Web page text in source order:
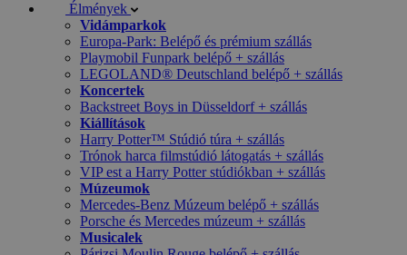
Élmények
Vidámparkok
Europa-Park: Belépő és prémium szállás
Playmobil Funpark belépő + szállás
LEGOLAND® Deutschland belépő + szállás
Koncertek
Backstreet Boys in Düsseldorf + szállás
Kiállítások
Harry Potter™ Stúdió túra + szállás
Trónok harca filmstúdió látogatás + szállás
VIP est a Harry Potter stúdiókban + szállás
Múzeumok
Mercedes-Benz Múzeum belépő + szállás
Porsche és Mercedes múzeum + szállás
Musicalek